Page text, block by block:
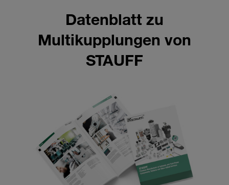
Datenblatt zu
Multikupplungen von
STAUFF